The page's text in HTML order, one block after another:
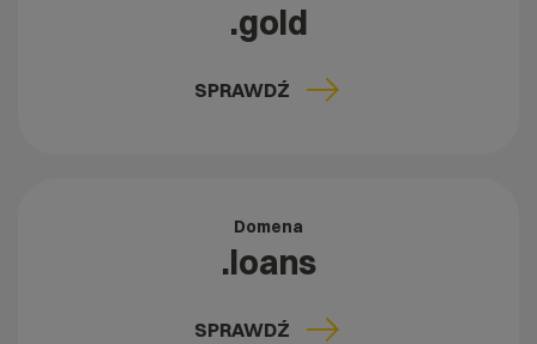
.gold
SPRAWDŹ
Domena
.loans
SPRAWDŹ